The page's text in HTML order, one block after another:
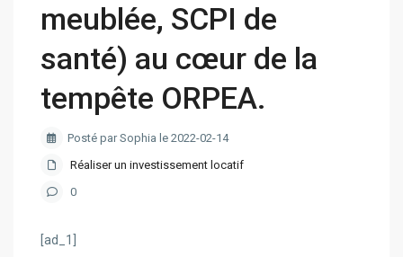
meublée, SCPI de
santé) au cœur de la
tempête ORPEA.
Posté par Sophia le 2022-02-14
Réaliser un investissement locatif
0
[ad_1]